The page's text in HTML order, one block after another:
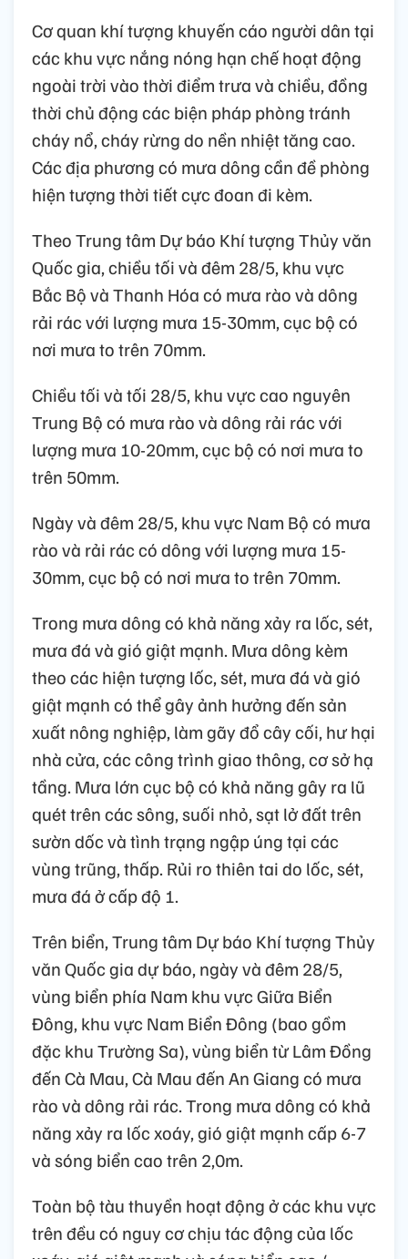
Cơ quan khí tượng khuyến cáo người dân tại
các khu vực nắng nóng hạn chế hoạt động
ngoài trời vào thời điểm trưa và chiều, đồng
thời chủ động các biện pháp phòng tránh
cháy nổ, cháy rừng do nền nhiệt tăng cao.
Các địa phương có mưa dông cần đề phòng
hiện tượng thời tiết cực đoan đi kèm.
Theo Trung tâm Dự báo Khí tượng Thủy văn
Quốc gia, chiều tối và đêm 28/5, khu vực
Bắc Bộ và Thanh Hóa có mưa rào và dông
rải rác với lượng mưa 15-30mm, cục bộ có
nơi mưa to trên 70mm.
Chiều tối và tối 28/5, khu vực cao nguyên
Trung Bộ có mưa rào và dông rải rác với
lượng mưa 10-20mm, cục bộ có nơi mưa to
trên 50mm.
Ngày và đêm 28/5, khu vực Nam Bộ có mưa
rào và rải rác có dông với lượng mưa 15-
30mm, cục bộ có nơi mưa to trên 70mm.
Trong mưa dông có khả năng xảy ra lốc, sét,
mưa đá và gió giật mạnh. Mưa dông kèm
theo các hiện tượng lốc, sét, mưa đá và gió
giật mạnh có thể gây ảnh hưởng đến sản
xuất nông nghiệp, làm gãy đổ cây cối, hư hại
nhà cửa, các công trình giao thông, cơ sở hạ
tầng. Mưa lớn cục bộ có khả năng gây ra lũ
quét trên các sông, suối nhỏ, sạt lở đất trên
sườn dốc và tình trạng ngập úng tại các
vùng trũng, thấp. Rủi ro thiên tai do lốc, sét,
mưa đá ở cấp độ 1.
Trên biển, Trung tâm Dự báo Khí tượng Thủy
văn Quốc gia dự báo, ngày và đêm 28/5,
vùng biển phía Nam khu vực Giữa Biển
Đông, khu vực Nam Biển Đông (bao gồm
đặc khu Trường Sa), vùng biển từ Lâm Đồng
đến Cà Mau, Cà Mau đến An Giang có mưa
rào và dông rải rác. Trong mưa dông có khả
năng xảy ra lốc xoáy, gió giật mạnh cấp 6-7
và sóng biển cao trên 2,0m.
Toàn bộ tàu thuyền hoạt động ở các khu vực
trên đều có nguy cơ chịu tác động của lốc